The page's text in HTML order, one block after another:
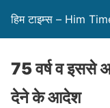
हिम टाइम्स – Him
75 वर्ष व इससे
देने के आदेश